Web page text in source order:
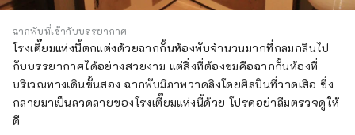
ฉากพับที่เข้ากับบรรยากาศ
โรงเตี๊ยมแห่งนี้ตกแต่งด้วยฉากกั้นห้องพับจำนวนมากที่กลมกลืนไป
กับบรรยากาศได้อย่างสวยงาม แต่สิ่งที่ต้องชมคือฉากกั้นห้องที่
บริเวณทางเดินชั้นสอง ฉากพับมีภาพวาดลิงโดยศิลปินที่วาดเสือ ซึ่ง
กลายมาเป็นลวดลายของโรงเตี๊ยมแห่งนี้ด้วย โปรดอย่าลืมตรวจดูให้
ดี